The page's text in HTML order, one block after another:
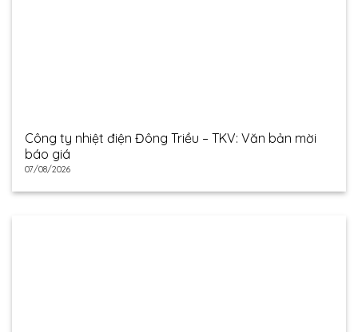
Công ty nhiệt điện Đông Triều – TKV: Văn bản mời
báo giá
07/08/2026